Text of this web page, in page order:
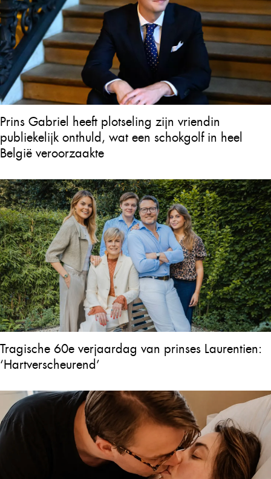
Prins Gabriel heeft plotseling zijn vriendin
publiekelijk onthuld, wat een schokgolf in heel
België veroorzaakte
Tragische 60e verjaardag van prinses Laurentien:
‘Hartverscheurend’